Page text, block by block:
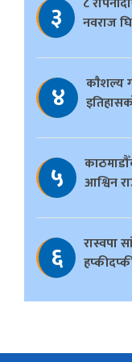
३
नवराज
४
काैशल्य
५
आश्विन
६
रास्वपा